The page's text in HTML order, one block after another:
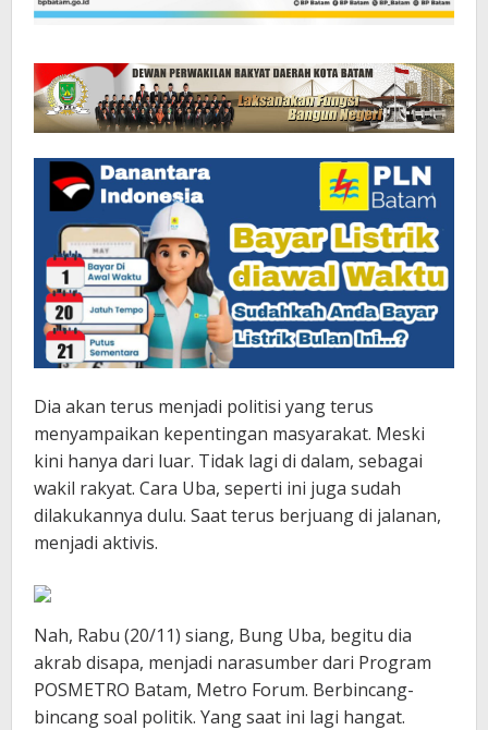
Dia akan terus menjadi politisi yang terus
menyampaikan kepentingan masyarakat. Meski
kini hanya dari luar. Tidak lagi di dalam, sebagai
wakil rakyat. Cara Uba, seperti ini juga sudah
dilakukannya dulu. Saat terus berjuang di jalanan,
menjadi aktivis.
Nah, Rabu (20/11) siang, Bung Uba, begitu dia
akrab disapa, menjadi narasumber dari Program
POSMETRO Batam, Metro Forum. Berbincang-
bincang soal politik. Yang saat ini lagi hangat.